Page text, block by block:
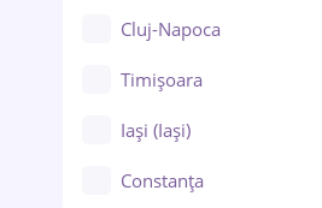
Cluj-Napoca
Timișoara
Iași (Iași)
Constanța